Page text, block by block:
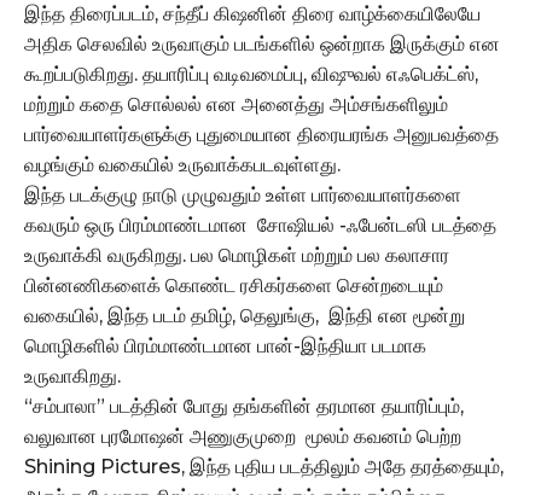
இந்த திரைப்படம், சந்தீப் கிஷனின் திரை வாழ்க்கையிலேயே
அதிக செலவில் உருவாகும் படங்களில் ஒன்றாக இருக்கும் என
கூறப்படுகிறது. தயாரிப்பு வடிவமைப்பு, விஷுவல் எஃபெக்ட்ஸ்,
மற்றும் கதை சொல்லல் என அனைத்து அம்சங்களிலும்
பார்வையாளர்களுக்கு புதுமையான திரையரங்க அனுபவத்தை
வழங்கும் வகையில் உருவாக்கபடவுள்ளது.
இந்த படக்குழு நாடு முழுவதும் உள்ள பார்வையாளர்களை
கவரும் ஒரு பிரம்மாண்டமான சோஷியல் -ஃபேன்டஸி படத்தை
உருவாக்கி வருகிறது. பல மொழிகள் மற்றும் பல கலாசார
பின்னணிகளைக் கொண்ட ரசிகர்களை சென்றடையும்
வகையில், இந்த படம் தமிழ், தெலுங்கு, இந்தி என மூன்று
மொழிகளில் பிரம்மாண்டமான பான்-இந்தியா படமாக
உருவாகிறது.
“சம்பாலா” படத்தின் போது தங்களின் தரமான தயாரிப்பும்,
வலுவான புரமோஷன் அணுகுமுறை மூலம் கவனம் பெற்ற
Shining Pictures, இந்த புதிய படத்திலும் அதே தரத்தையும்,